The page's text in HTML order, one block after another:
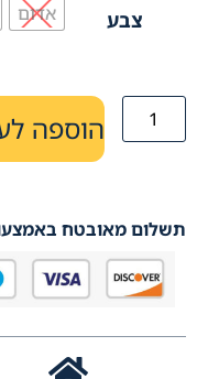
צבע אדום
הוספה
תשלום מאובטח